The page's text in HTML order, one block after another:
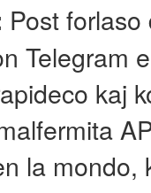
Post
Telegram
kaj
la mondo,